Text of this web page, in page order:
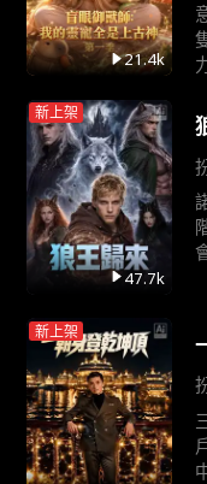
21.4k
新上架
47.7k
新上架